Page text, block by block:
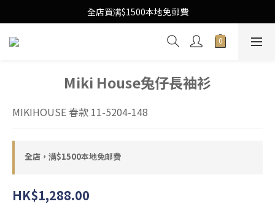
Free Local Shipping Upon $1500 purchase
全店買满$1500本地免郵費
Free Local Shipping Upon $1500 purchase
Miki House兔仔長袖衫
MIKIHOUSE 春款 11-5204-148
全店，满$1500本地免邮费
HK$1,288.00